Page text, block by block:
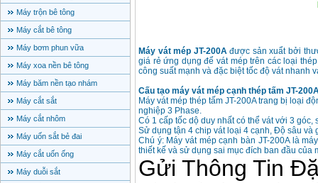
Máy trộn bê tông
Máy cắt bê tông
Máy bơm phun vữa
Máy xoa nền bê tông
Máy băm nền tạo nhám
Máy cắt sắt
Máy cắt nhôm
Máy uốn sắt bẻ đai
Máy cắt uốn ống
Máy duỗi sắt
Máy vát mép JT-200Ađược sản xuẩt bởi
giá rẻ ứng dụng để vát mép trên các loại
công suất mạnh và đặc biệt tốc độ vát nhanh
Cấu tạo máy vát mép cạnh thép tấm JT-
Máy vát mép thép tấm JT-200A trang bị loại
nghiệp 3 Phase.
Có 1 cấp tốc dộ duy nhất có thể vát với 3 góc,
Sử dụng tận 4 chip vát loại 4 cạnh, Độ sâu và
Chú ý: Máy vát mép cạnh bàn JT-200A là
thiết kế và sử dụng sai mục đích ban đầu của